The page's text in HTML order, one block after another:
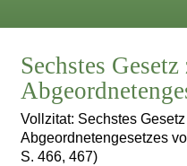
Sechstes
Vollzitat: Sechstes
Abgeordnetengesetzes
S. 466, 467)